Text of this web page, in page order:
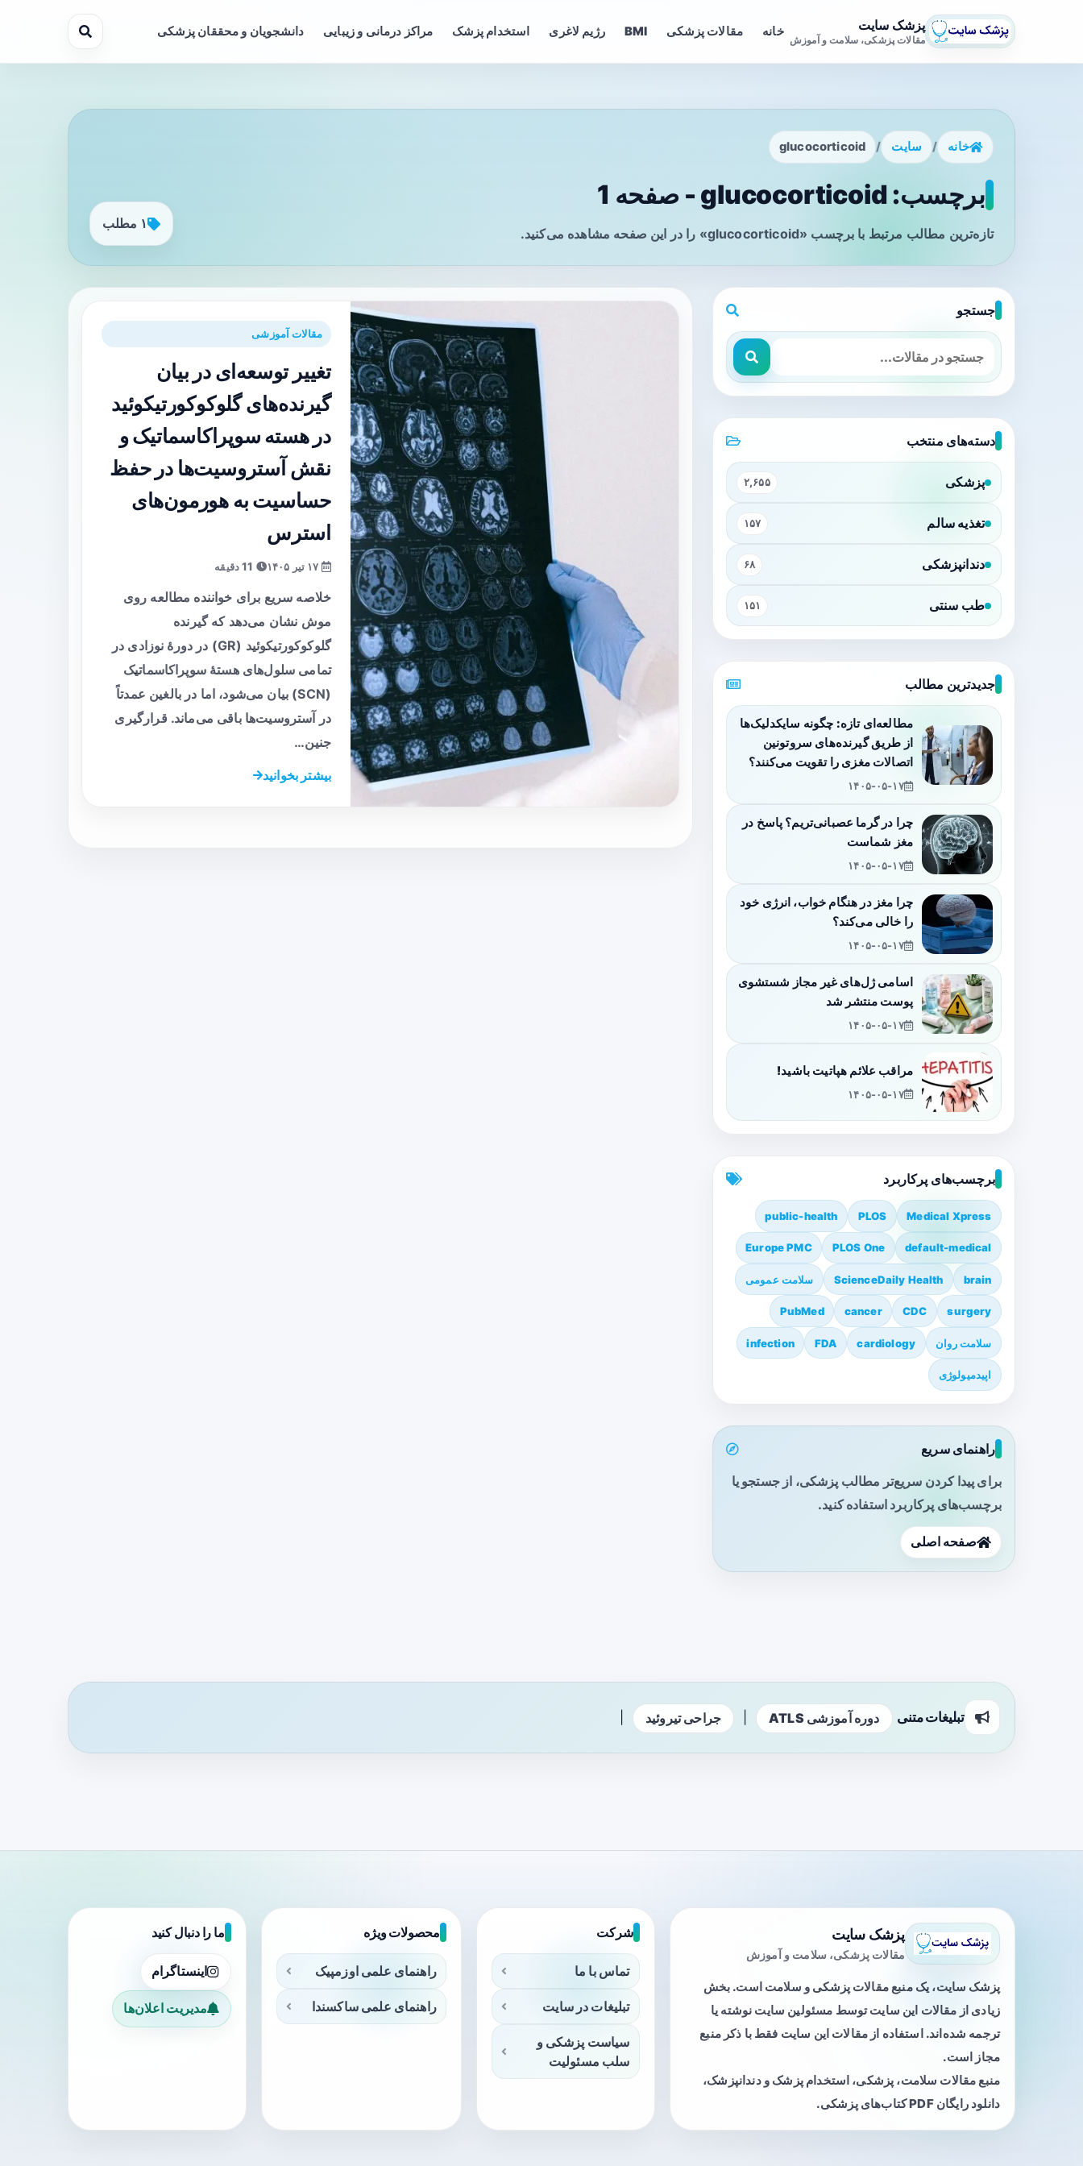
پزشک سایت
مقالات پزشکی، سلامت و آموزش
خانه مقالات پزشکی BMI رژیم لاغری استخدام پزشک مراکز درمانی و زیبایی دانشجویان و محققان پزشکی
خانه / سایت /
glucocorticoid
برچسب: glucocorticoid - صفحه 1
تازه‌ترین مطالب مرتبط با برچسب «glucocorticoid» را در این صفحه مشاهده می‌کنید.
۱ مطلب
مقالات آموزشی
تغییر توسعه‌ای در بیان
گیرنده‌های گلوکوکورتیکوئید
در هسته سوپراکاسماتیک و
نقش آستروسیت‌ها در حفظ
حساسیت به هورمون‌های
استرس
خلاصه سریع برای خواننده مطالعه روی
موش نشان می‌دهد که گیرنده
گلوکوکورتیکوئید (GR) در دورهٔ نوزادی در
تمامی سلول‌های هستهٔ سوپراکاسماتیک
(SCN) بیان می‌شود، اما در بالغین عمدتاً
در آستروسیت‌ها باقی می‌ماند. قرارگیری
جنین…
بیشتر بخوانید
جستجو
دسته‌های منتخب
پزشکی ۲,۶۵۵
تغذیه سالم ۱۵۷
دندانپزشکی ۶۸
طب سنتی ۱۵۱
جدیدترین مطالب
مطالعه‌ای تازه: چگونه سایکدلیک‌ها
از طریق گیرنده‌های سروتونین
اتصالات مغزی را تقویت می‌کنند؟
۱۴۰۵-۰۵-۱۷
چرا در گرما عصبانی‌تریم؟ پاسخ در
مغز شماست
۱۴۰۵-۰۵-۱۷
چرا مغز در هنگام خواب، انرژی خود
را خالی می‌کند؟
۱۴۰۵-۰۵-۱۷
اسامی ژل‌های غیر مجاز شستشوی
پوست منتشر شد
۱۴۰۵-۰۵-۱۷
مراقب علائم هپاتیت باشید!
۱۴۰۵-۰۵-۱۷
برچسب‌های پرکاربرد
Medical Xpress
PLOS
public-health
default-medical
PLOS One
Europe PMC
brain
ScienceDaily Health سلامت عمومی
surgery
CDC
cancer
PubMed
سلامت روان cardiology
FDA
infection
اپیدمیولوژی
راهنمای سریع
برای پیدا کردن سریع‌تر مطالب پزشکی، از جستجو یا
برچسب‌های پرکاربرد استفاده کنید.
صفحه اصلی
تبلیغات متنی دوره آموزشی ATLS جراحی تیروئید
پزشک سایت
مقالات پزشکی، سلامت و آموزش
پزشک سایت، یک منبع مقالات پزشکی و سلامت است. بخش
زیادی از مقالات این سایت توسط مسئولین سایت نوشته یا
ترجمه شده‌اند. استفاده از مقالات این سایت فقط با ذکر منبع
مجاز است.
منبع مقالات سلامت، پزشکی، استخدام پزشک و دندانپزشک،
دانلود رایگان PDF کتاب‌های پزشکی.
شرکت
تماس با ما
تبلیغات در سایت
سیاست پزشکی و
سلب مسئولیت
محصولات ویژه
راهنمای علمی اوزمپیک
راهنمای علمی ساکسندا
ما را دنبال کنید
اینستاگرام
مدیریت اعلان‌ها